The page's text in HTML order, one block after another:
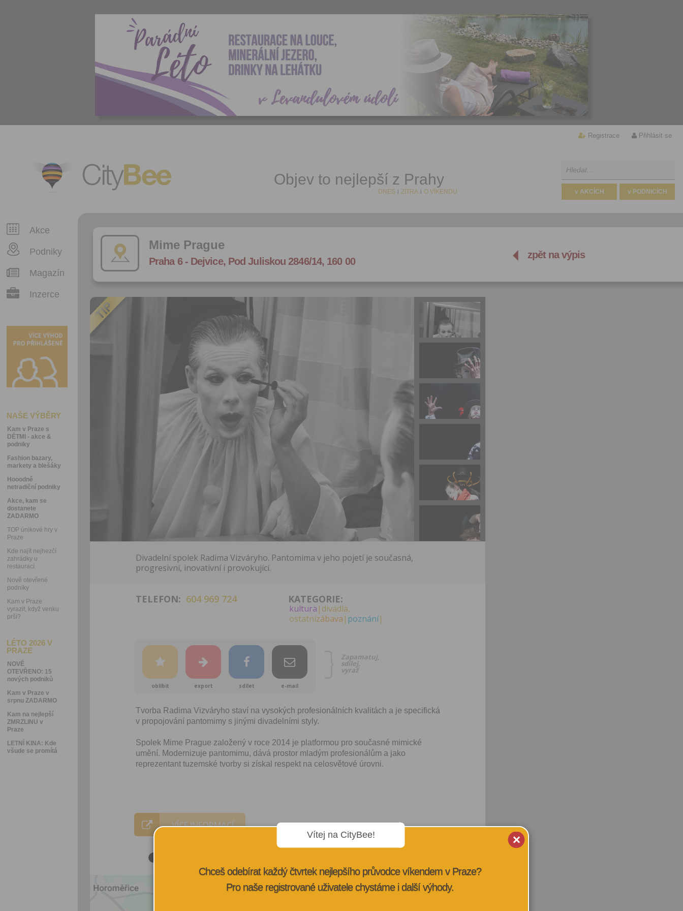
Registrace Přihlásit se
CityBee Objev to nejlepší z Prahy
DNES i ZÍTRA i O VÍKENDU
Akce
Podniky
Magazín
Inzerce
NAŠE VÝBĚRY
Kam v Praze s
DĚTMI - akce &
podniky
Fashion bazary,
markety a blešáky
Hooodně
netradiční podniky
Akce, kam se
dostanete
ZADARMO
TOP únikové hry v
Praze
Kde najít nejhezčí
zahrádky u
restaurací
Nově otevřené
podniky
Kam v Praze
vyrazit, když venku
prší?
LÉTO 2026 V
PRAZE
NOVĚ
OTEVŘENO: 15
nových podniků
Kam v Praze v
srpnu ZADARMO
Kam na nejlepší
ZMRZLINU v
Praze
LETNÍ KINA: Kde
všude se promítá
Mime Prague
Praha 6 - Dejvice, Pod Juliskou 2846/14, 160 00
zpět na výpis
Divadelní spolek Radima Vizváryho. Pantomima v jeho pojetí je současná,
progresivní, inovativní i provokující.
TELEFON: 604 969 724 KATEGORIE:
kultura |divadla,
ostatnízábava | poznání|
oblíbit export sdílet e-mail
Zapamatuj,
sdílej,
vyraž
Tvorba Radima Vizváryho staví na vysokých profesionálních kvalitách a je specifická
v propojování pantomimy s jinými divadelními styly.
Spolek Mime Prague založený v roce 2014 je platformou pro současné mimické
umění. Modernizuje pantomimu, dává prostor mladým profesionálům a jako
reprezentant tuzemské tvorby si získal respekt na celosvětové úrovni.
VÍCE INFORMACÍ
Vítej na CityBee!
Chceš odebírat každý čtvrtek nejlepšího průvodce víkendem v Praze?
Pro naše registrované uživatele chystáme i další výhody.